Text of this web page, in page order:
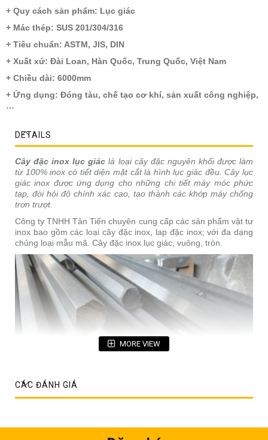
+ Quy cách sản phẩm: Lục giác
+ Mác thép: SUS 201/304/316
+ Tiêu chuẩn: ASTM, JIS, DIN
+ Xuất xứ: Đài Loan, Hàn Quốc, Trung Quốc, Việt Nam
+ Chiều dài: 6000mm
+ Ứng dụng: Đóng tàu, chế tạo cơ khí, sản xuất công nghiệp,
…
DETAILS
Cây đặc inox lục giác là loại cây đặc nguyên khối được làm
từ 100% inox có tiết diện mặt cắt là hình lục giác đều. Cây lục
giác inox được ứng dụng cho những chi tiết máy móc phức
tạp, đòi hỏi độ chính xác cao, tạo thành các khớp máy chống
trơn trượt.
Công ty TNHH Tân Tiến chuyên cung cấp các sản phẩm vật tư
inox bao gồm các loại cây đặc inox, lap đặc inox; với đa dạng
chủng loại mẫu mã. Cây đặc inox lục giác, vuông, tròn.
MORE VIEW
CÁC ĐÁNH GIÁ